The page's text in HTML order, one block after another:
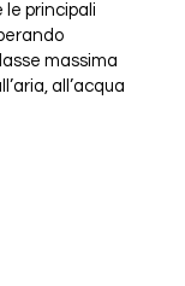
le principali
massima
all’acqua